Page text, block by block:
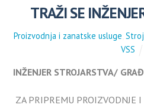
TRAŽI SE
Proizvodnja i zanatske usluge ,
VSS
INŽENJER STROJARSTVA/
ZA PRIPREMU PROIZVODNJE